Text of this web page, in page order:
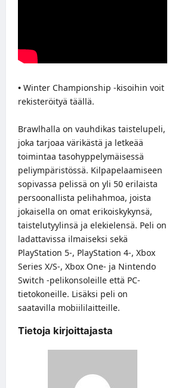
• Winter Championship -kisoihin voit
rekisteröityä täällä.
Brawlhalla on vauhdikas taistelupeli,
joka tarjoaa värikästä ja letkeää
toimintaa tasohyppelymäisessä
peliympäristössä. Kilpapelaamiseen
sopivassa pelissä on yli 50 erilaista
persoonallista pelihahmoa, joista
jokaisella on omat erikoiskykynsä,
taistelutyylinsä ja elekielensä. Peli on
ladattavissa ilmaiseksi sekä
PlayStation 5-, PlayStation 4-, Xbox
Series X/S-, Xbox One- ja Nintendo
Switch -pelikonsoleille että PC-
tietokoneille. Lisäksi peli on
saatavilla mobiililaitteille.
Tietoja kirjoittajasta